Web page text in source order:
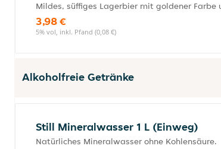
Mildes, süffiges Lagerbier mit goldener Farbe
3,98 €
5% vol, inkl. Pfand (0,08 €)
Alkoholfreie Getränke
Still Mineralwasser 1 L (Einweg)
Natürliches Mineralwasser ohne Kohlensäure.